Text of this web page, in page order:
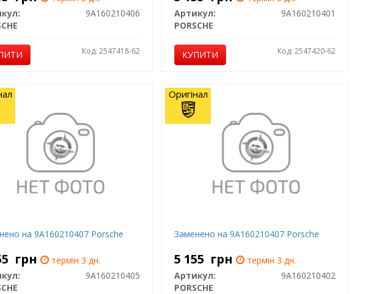
9A160210406
Код: 2547418-62
Артикул:
9A160210401
PORSCHE
КУПИТИ Код: 2547420-62
на 9A160210407 Porsche
грн
термін 3 дн.
9A160210405
Заменено на 9A160210407 Porsche
5 155 грн
термін 3 дн.
Артикул:
9A160210402
PORSCHE
Оригінал